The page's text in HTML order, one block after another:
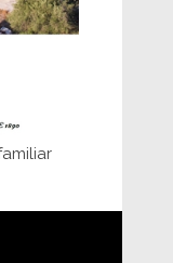
en el
Los